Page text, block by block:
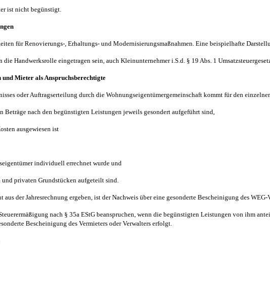
ist nicht begünstigt.
für Renovierungs-, Erhaltungs- und Modernisierungsmaßnahmen. Eine beispielhafte
Handwerksrolle eingetragen sein, auch Kleinunternehmer i.S.d. § 19 Abs. 1
Mieter als Anspruchsberechtigte
oder Auftragserteilung durch die Wohnungseigentümergemeinschaft kommt für den
Beträge nach den begünstigten Leistungen jeweils gesondert aufgeführt sind,
ausgewiesen ist
individuell errechnet wurde und
privaten Grundstücken aufgeteilt sind.
der Jahresrechnung ergeben, ist der Nachweis über eine gesonderte Bescheinigung des WEG-
nach § 35a EStG beanspruchen, wenn die begünstigten Leistungen von ihm
Bescheinigung des Vermieters oder Verwalters erfolgt.